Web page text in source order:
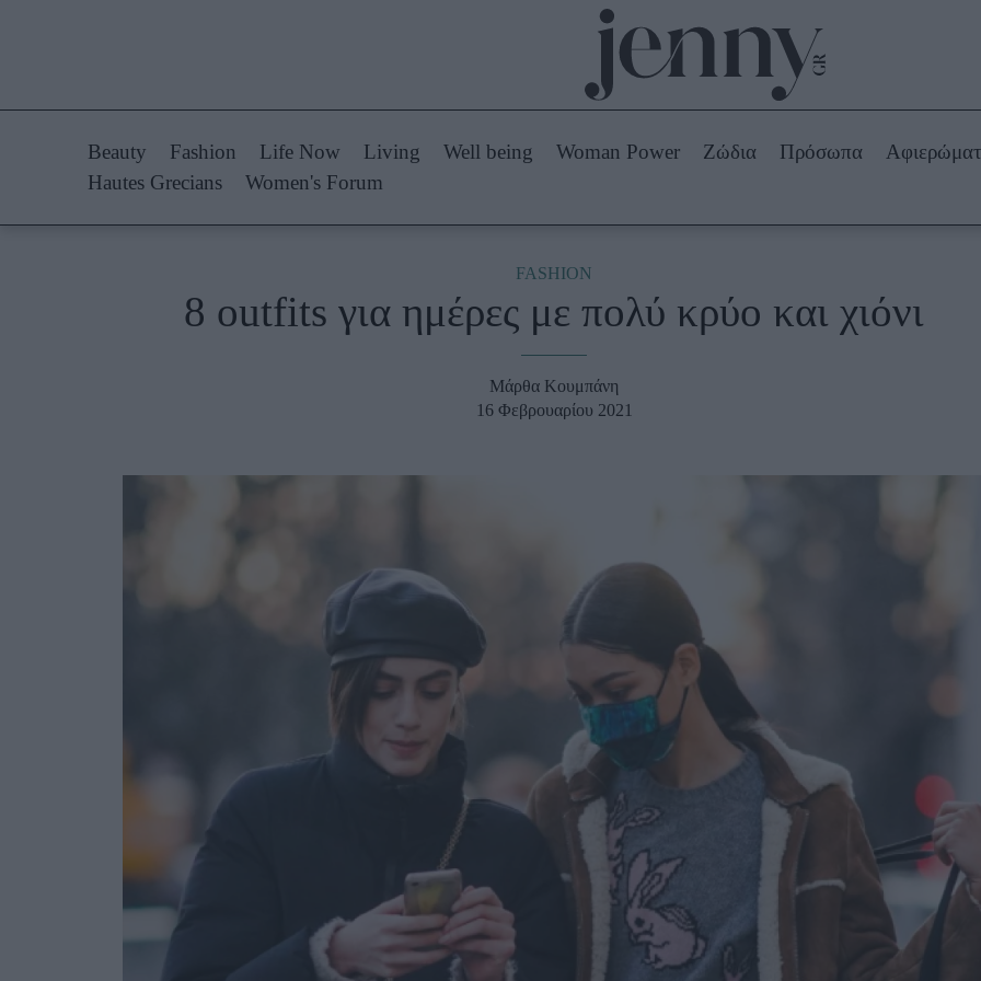
Styling Tips
Fashion News
Beauty -
Ομορφιά
Skincare
Μακιγιάζ
Woman Power Πρόσωπα
Συνεντεύξεις
Ζώδια
Αφιερώματα
Γάμος Market News
Beauty Fashion Life Now Living Well being Woman Power Ζώδια Πρόσωπα
Hautes Grecians
Women's Forum
FASHION
8 outfits για ημέρες με πολύ κρύο και χιόνι
Μάρθα Κουμπάνη
16 Φεβρουαρίου 2021